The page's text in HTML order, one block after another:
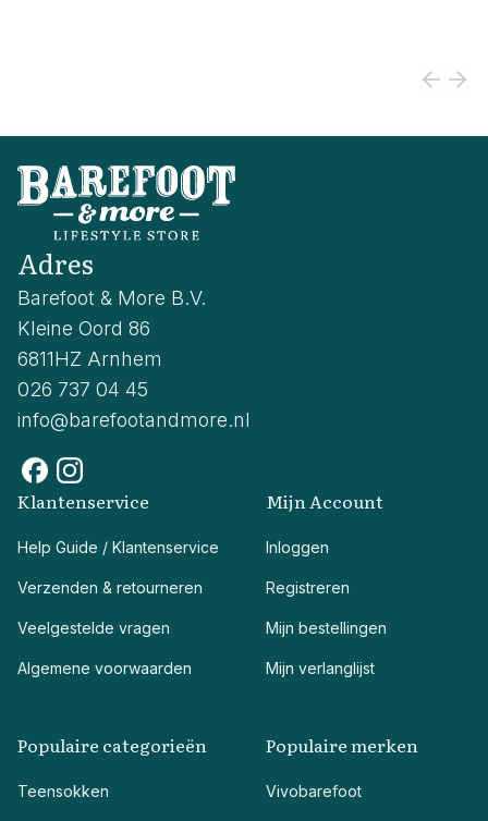
Adres
Barefoot & More B.V.
Kleine Oord 86
6811HZ Arnhem
026 737 04 45
info@barefootandmore.nl
Klantenservice
Help Guide / Klantenservice
Verzenden & retourneren
Veelgestelde vragen
Algemene voorwaarden
Mijn Account
Inloggen
Registreren
Mijn bestellingen
Mijn verlanglijst
Populaire categorieën
Teensokken
Populaire merken
Vivobarefoot